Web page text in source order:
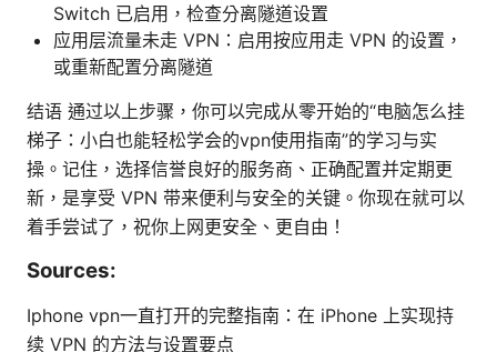
Switch 已启用，检查分离隧道设置
应用层流量未走 VPN：启用按应用走 VPN 的设置，
或重新配置分离隧道
结语 通过以上步骤，你可以完成从零开始的“电脑怎么挂
梯子：小白也能轻松学会的vpn使用指南”的学习与实
操。记住，选择信誉良好的服务商、正确配置并定期更
新，是享受 VPN 带来便利与安全的关键。你现在就可以
着手尝试了，祝你上网更安全、更自由！
Sources:
Iphone vpn一直打开的完整指南：在 iPhone 上实现持
续 VPN 的方法与设置要点